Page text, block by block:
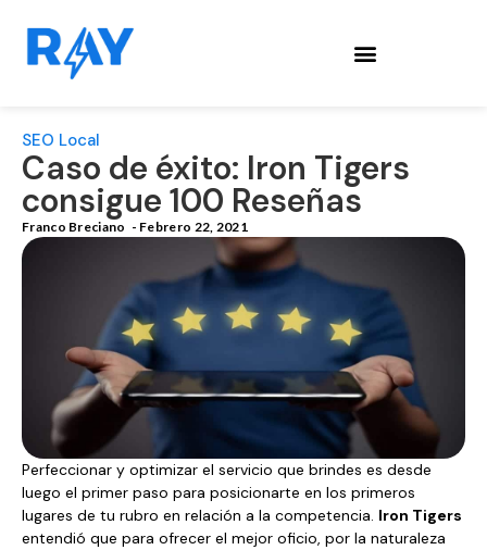
SEO Local
Caso de éxito: Iron Tigers
consigue 100 Reseñas
Franco Breciano - Febrero 22, 2021
Perfeccionar y optimizar el servicio que brindes es desde
luego el primer paso para posicionarte en los primeros
lugares de tu rubro en relación a la competencia. Iron Tigers
entendió que para ofrecer el mejor oficio, por la naturaleza